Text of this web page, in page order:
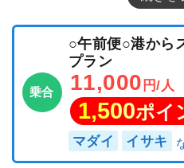
乗合
○午前便○港から
プラン
11,000 円/人
1,500ポイ
マダイ イサキ